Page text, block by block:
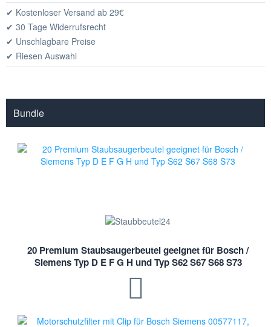
✔ Kostenloser Versand ab 29€
✔ 30 Tage Widerrufsrecht
✔ Unschlagbare Preise
✔ Riesen Auswahl
Bundle
20 Premium Staubsaugerbeutel geeignet für Bosch /
Siemens Typ D E F G H und Typ S62 S67 S68 S73